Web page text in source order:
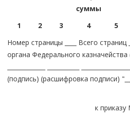
суммы
1 2 3 4 5
Номер страницы ____ Всего страниц
органа Федерального
_____________ ___________
(подпись) (расшифровка подписи) "__"
к